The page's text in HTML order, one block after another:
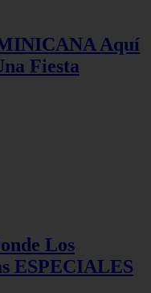
Aquí
Fiesta
Los
ESPECIALES